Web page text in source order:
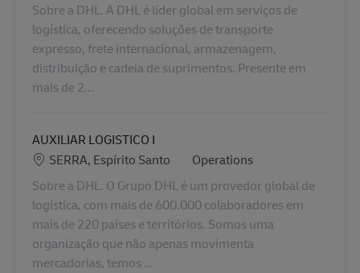
Sobre a DHL. A DHL é líder global em serviços de
logística, oferecendo soluções de transporte
expresso, frete internacional, armazenagem,
distribuição e cadeia de suprimentos. Presente em
mais de 2...
AUXILIAR LOGISTICO I
Locatie
SERRA, Espírito Santo Categorie
Operations
Sobre a DHL. O Grupo DHL é um provedor global de
logística, com mais de 600.000 colaboradores em
mais de 220 países e territórios. Somos uma
organização que não apenas movimenta
mercadorias, temos ...